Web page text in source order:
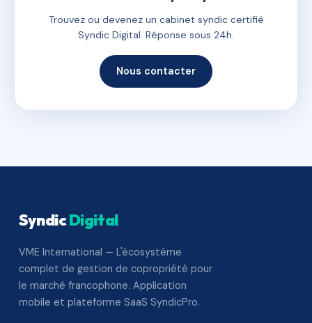
Trouvez ou devenez un cabinet syndic certifié
Syndic Digital. Réponse sous 24h.
Nous contacter
SyndicDigital
VME International — L'écosystème
complet de gestion de copropriété pour
le marché francophone. Application
mobile et plateforme SaaS SyndicPro.